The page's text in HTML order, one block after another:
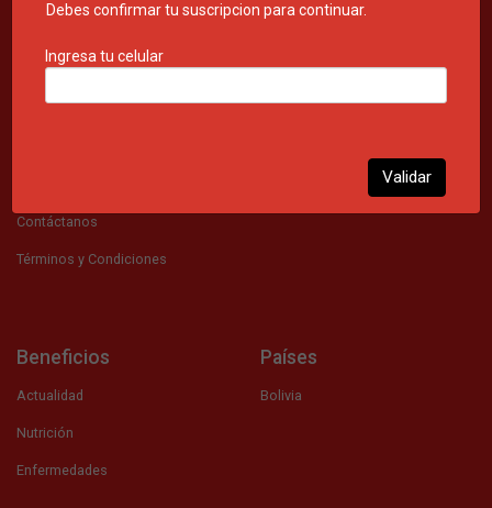
Información
Contáctanos
Términos y Condiciones
Beneficios
Actualidad
Nutrición
Enfermedades
Países
Bolivia
Debes confirmar tu suscripcion para continuar.
Ingresa tu celular
Validar